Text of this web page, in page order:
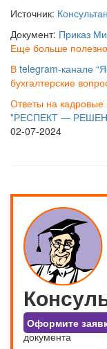
Источник:
Документ: Приказ
Еще больше
В telegram-канале
бухгалтерские
Ответы на
"РЕСПЕКТ —
02-07-2024
Оформите
документа